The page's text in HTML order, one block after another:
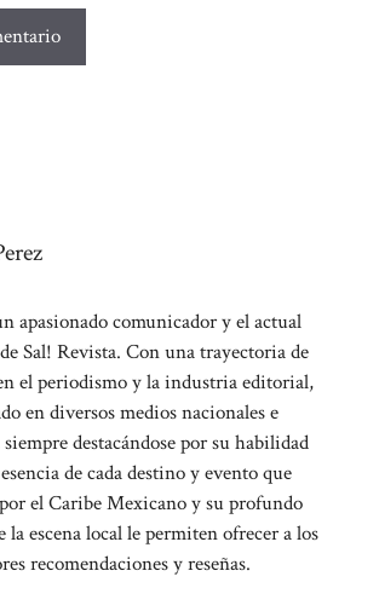
apasionado comunicador y el actual
Sal! Revista. Con una trayectoria de
el periodismo y la industria editorial,
en diversos medios nacionales e
destacándose por su habilidad
de cada destino y evento que
el Caribe Mexicano y su profundo
escena local le permiten ofrecer a los
recomendaciones y reseñas.